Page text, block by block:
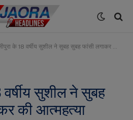
के 18 वर्षीय सुशील ने सुबह सुबह फांसी लगाकर की आत्महत्या
सुशील ने सुबह
की आत्महत्या